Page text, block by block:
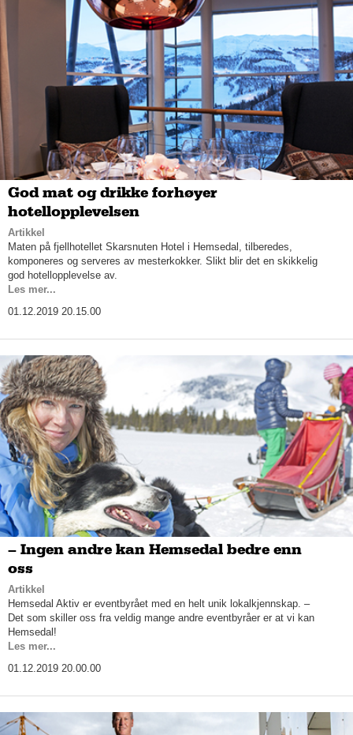
God mat og drikke forhøyer
hotellopplevelsen
Artikkel
Maten på fjellhotellet Skarsnuten Hotel i Hemsedal, tilberedes,
komponeres og serveres av mesterkokker. Slikt blir det en skikkelig
god hotellopplevelse av.
Les mer...
01.12.2019 20.15.00
– Ingen andre kan Hemsedal bedre enn
oss
Artikkel
Hemsedal Aktiv er eventbyrået med en helt unik lokalkjennskap. –
Det som skiller oss fra veldig mange andre eventbyråer er at vi kan
Hemsedal!
Les mer...
01.12.2019 20.00.00